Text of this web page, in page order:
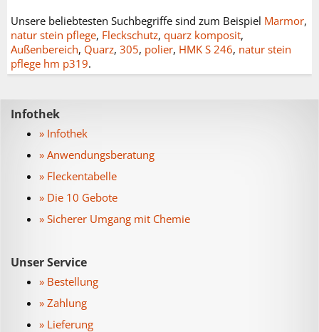
Unsere beliebtesten Suchbegriffe sind zum Beispiel Marmor,
natur stein pflege, Fleckschutz, quarz komposit,
Außenbereich, Quarz, 305, polier, HMK S 246, natur stein
pflege hm p319.
Infothek
» Infothek
» Anwendungsberatung
» Fleckentabelle
» Die 10 Gebote
» Sicherer Umgang mit Chemie
Unser Service
» Bestellung
» Zahlung
» Lieferung